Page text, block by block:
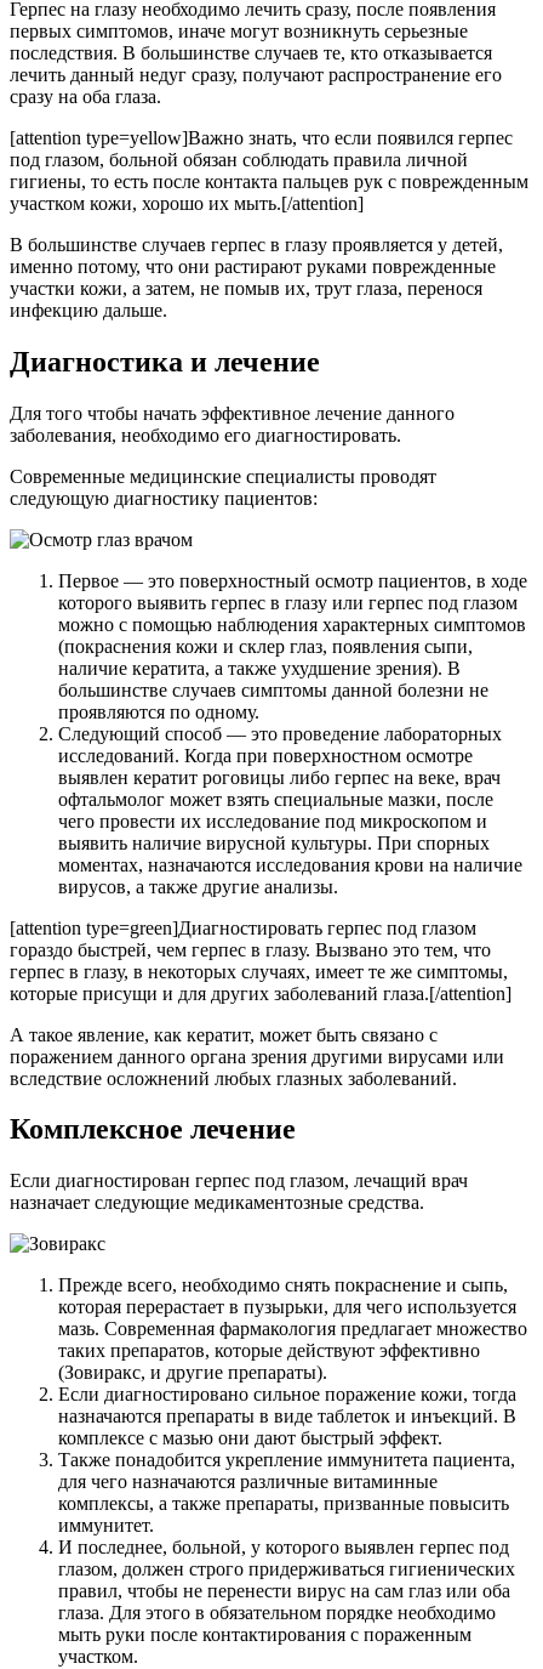
Герпес на глазу необходимо лечить сразу, после появления
первых симптомов, иначе могут возникнуть серьезные
последствия. В большинстве случаев те, кто отказывается
лечить данный недуг сразу, получают распространение его
сразу на оба глаза.
[attention type=yellow]Важно знать, что если появился герпес
под глазом, больной обязан соблюдать правила личной
гигиены, то есть после контакта пальцев рук с поврежденным
участком кожи, хорошо их мыть.[/attention]
В большинстве случаев герпес в глазу проявляется у детей,
именно потому, что они растирают руками поврежденные
участки кожи, а затем, не помыв их, трут глаза, перенося
инфекцию дальше.
Диагностика и лечение
Для того чтобы начать эффективное лечение данного
заболевания, необходимо его диагностировать.
Современные медицинские специалисты проводят
следующую диагностику пациентов:
Первое — это поверхностный осмотр пациентов, в ходе
которого выявить герпес в глазу или герпес под глазом
можно с помощью наблюдения характерных симптомов
(покраснения кожи и склер глаз, появления сыпи,
наличие кератита, а также ухудшение зрения). В
большинстве случаев симптомы данной болезни не
проявляются по одному.
Следующий способ — это проведение лабораторных
исследований. Когда при поверхностном осмотре
выявлен кератит роговицы либо герпес на веке, врач
офтальмолог может взять специальные мазки, после
чего провести их исследование под микроскопом и
выявить наличие вирусной культуры. При спорных
моментах, назначаются исследования крови на наличие
вирусов, а также другие анализы.
[attention type=green]Диагностировать герпес под глазом
гораздо быстрей, чем герпес в глазу. Вызвано это тем, что
герпес в глазу, в некоторых случаях, имеет те же симптомы,
которые присущи и для других заболеваний глаза.[/attention]
А такое явление, как кератит, может быть связано с
поражением данного органа зрения другими вирусами или
вследствие осложнений любых глазных заболеваний.
Комплексное лечение
Если диагностирован герпес под глазом, лечащий врач
назначает следующие медикаментозные средства.
Прежде всего, необходимо снять покраснение и сыпь,
которая перерастает в пузырьки, для чего используется
мазь. Современная фармакология предлагает множество
таких препаратов, которые действуют эффективно
(Зовиракс, и другие препараты).
Если диагностировано сильное поражение кожи, тогда
назначаются препараты в виде таблеток и инъекций. В
комплексе с мазью они дают быстрый эффект.
Также понадобится укрепление иммунитета пациента,
для чего назначаются различные витаминные
комплексы, а также препараты, призванные повысить
иммунитет.
И последнее, больной, у которого выявлен герпес под
глазом, должен строго придерживаться гигиенических
правил, чтобы не перенести вирус на сам глаз или оба
глаза. Для этого в обязательном порядке необходимо
мыть руки после контактирования с пораженным
участком.